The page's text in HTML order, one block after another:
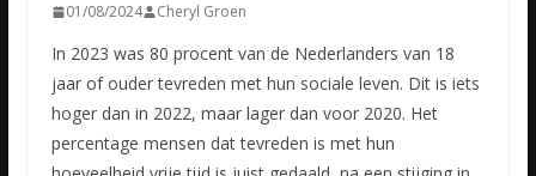
01/08/2024 Cheryl Groen
In 2023 was 80 procent van de Nederlanders van 18
jaar of ouder tevreden met hun sociale leven. Dit is iets
hoger dan in 2022, maar lager dan voor 2020. Het
percentage mensen dat tevreden is met hun